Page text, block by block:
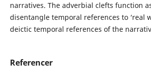
narratives. The adverbial clefts function
disentangle temporal references to ‘real
deictic temporal references of the
Referencer